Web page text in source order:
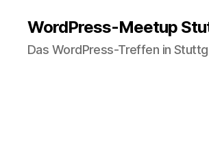
WordPress-Meetup
Das WordPress-Treffen in